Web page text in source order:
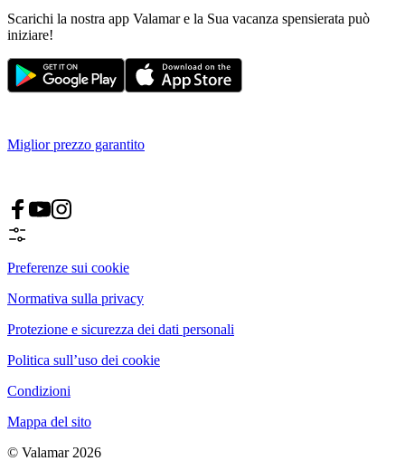
Scarichi la nostra app Valamar e la Sua vacanza spensierata può
iniziare!
Miglior prezzo garantito
Preferenze sui cookie
Normativa sulla privacy
Protezione e sicurezza dei dati personali
Politica sull’uso dei cookie
Condizioni
Mappa del sito
© Valamar 2026